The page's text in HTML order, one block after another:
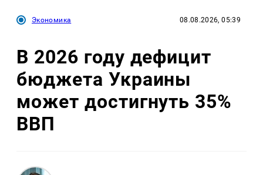
Экономика 08.08.2026, 05:39
В 2026 году дефицит
бюджета Украины
может достигнуть 35%
ВВП